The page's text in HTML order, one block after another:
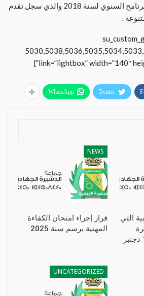
ليختتم الاجتماع بتقييم البرنامح السنوي لسنة 2018 والذي سجل تقدم
.
link=”lightbox” width=”140″
Twitter
WhatsApp
التي
الجهادية ايام 07 و 10 دجنبر
NEWS
قرار إجراء امتحان الكفاءة
المهنية برسم سنة 2025
UNCATEGORIZED